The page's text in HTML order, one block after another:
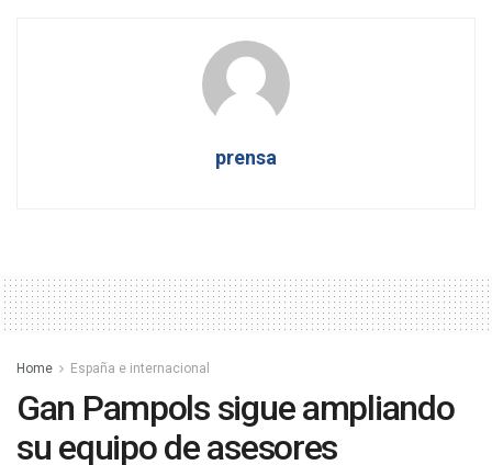
prensa
Home España e internacional
Gan Pampols sigue ampliando
su equipo de asesores